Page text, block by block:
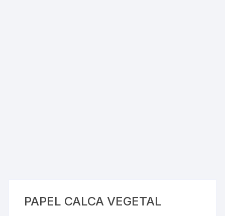
PAPEL CALCA VEGETAL